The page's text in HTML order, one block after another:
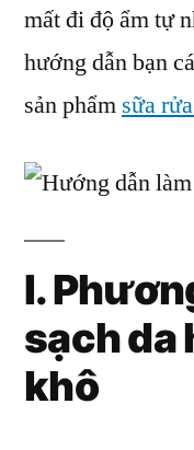
mất đi độ ẩm tự
hướng dẫn bạn
sản phẩm sữa
I.
sạch da
khô